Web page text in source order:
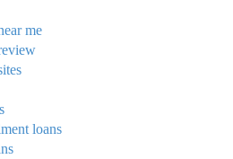
me
loans